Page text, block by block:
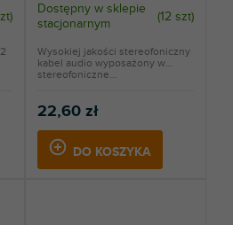
)
Dostępny w sklepie
stacjonarnym
(12 szt)
22,60 zł
DO KOSZYKA
Wysokiej jakości stereofoniczny
kabel audio wyposażony w
stereofoniczne...